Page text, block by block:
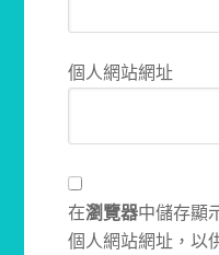
個人網站網址
在瀏覽器中儲存顯
個人網站網址，以